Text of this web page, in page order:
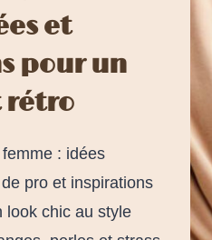
et
pour un
rétro
: idées
pro et inspirations
look chic au style